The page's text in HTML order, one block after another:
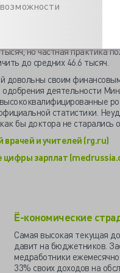
совместительства
даёт прибавку до трети
в здравоохранении,
Подработки докторов в
но частная практика
до средних 46.6 тысяч.
довольны своим
деятельности
статистики.
бы доктора не старались
врачей и учителей (rg.ru)
цифры зарплат
Ё-кономические
Самая высокая текущая
давит на бюджетников.
медработники
33% своих доходов на